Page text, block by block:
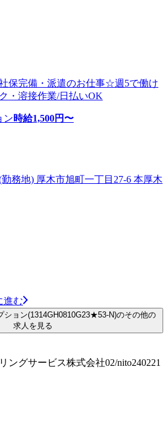
社保完備・派遣のお仕事☆週5で働け
・溶接作業/日払いOK
ン時給1,500円〜
務地) 厚木市旭町一丁目27-6 本厚木
進む
ション(1314GH0810G23★53-N)のその他の
求人を見る
ングサービス株式会社02/nito240221